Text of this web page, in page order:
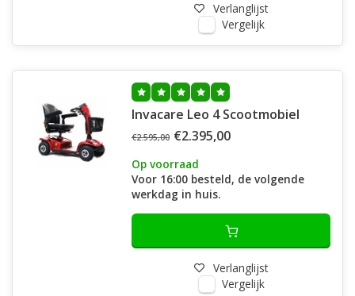
Verlanglijst
Vergelijk
Invacare Leo 4 Scootmobiel
€2.595,00 €2.395,00
Op voorraad
Voor 16:00 besteld, de volgende
werkdag in huis.
Verlanglijst
Vergelijk